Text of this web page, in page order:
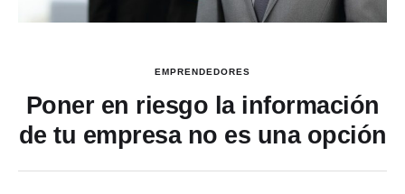
EMPRENDEDORES
Poner en riesgo la información
de tu empresa no es una opción